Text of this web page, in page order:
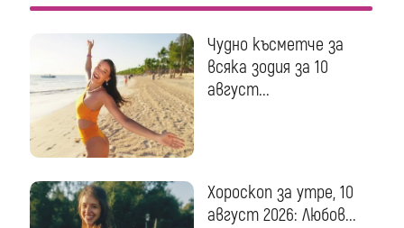
Чудно късметче за
всяка зодия за 10
август...
Хороскоп за утре, 10
август 2026: Любов...